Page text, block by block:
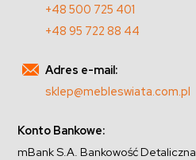
+48 500 725 401
+48 95 722 88 44
Adres e-mail:
sklep@mebleswiata.com.pl
Konto Bankowe:
mBank S.A. Bankowość Detaliczna